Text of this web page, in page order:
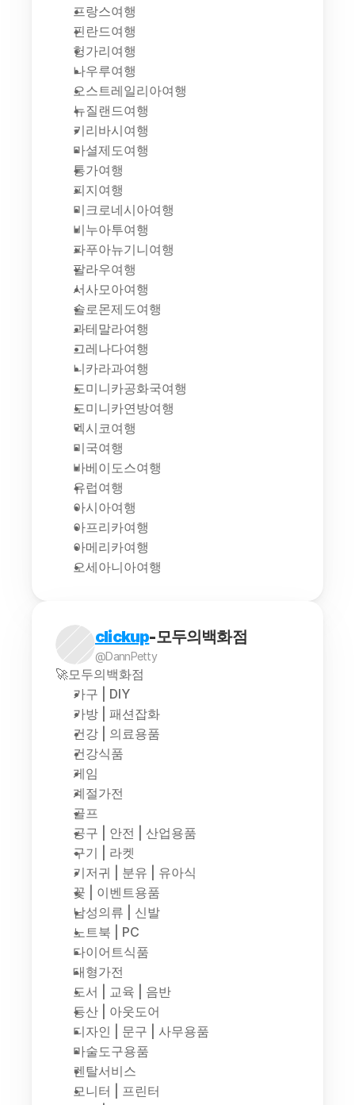
프랑스여행
핀란드여행
헝가리여행
나우루여행
오스트레일리아여행
뉴질랜드여행
키리바시여행
마셜제도여행
통가여행
피지여행
미크로네시아여행
비누아투여행
파푸아뉴기니여행
팔라우여행
서사모아여행
솔로몬제도여행
과테말라여행
그레나다여행
니카라과여행
도미니카공화국여행
도미니카연방여행
멕시코여행
미국여행
바베이도스여행
유럽여행
아시아여행
아프리카여행
아메리카여행
오세아니아여행
clickup-모두의백화점
@DannPetty
🚀모두의백화점
가구 | DIY
가방 | 패션잡화
건강 | 의료용품
건강식품
게임
계절가전
골프
공구 | 안전 | 산업용품
구기 | 라켓
기저귀 | 분유 | 유아식
꽃 | 이벤트용품
남성의류 | 신발
노트북 | PC
다이어트식품
대형가전
도서 | 교육 | 음반
등산 | 아웃도어
디자인 | 문구 | 사무용품
마술도구용품
렌탈서비스
모니터 | 프린터